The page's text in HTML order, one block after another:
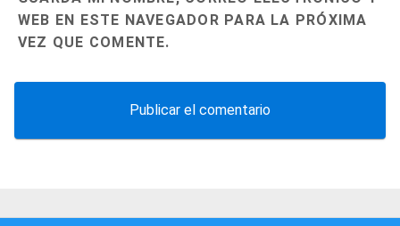
WEB EN ESTE NAVEGADOR PARA LA PRÓXIMA
VEZ QUE COMENTE.